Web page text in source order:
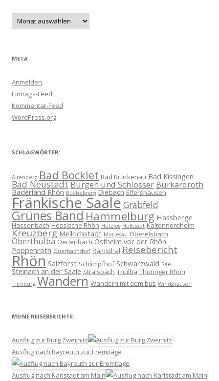
Archive
META
Anmelden
Eintrags-Feed
Kommentar-Feed
WordPress.org
SCHLAGWÖRTER:
Altenberg Bad Bocklet Bad Brückenau Bad Kissingen
Bad NeustadtBurgen und Schlösser Burkardroth
Bäderland Rhön Büchelberg Diebach Elfershausen
Fränkische Saale Grabfeld
Grünes BandHammelburg Hassberge
Hassenbach Hessische Rhön Hetzlos Hollstadt Kaltennordheim
Kreuzberg Mellrichstadt Morlesau Oberelsbach
Oberthulba Oerlenbach Ostheim vor der Rhön
Poppenroth Querbachshof Ramsthal Reisebericht
Rhön Salzforst Schlimpfhof Schwarzwald See
Steinach an der Saale Stralsbach Thulba Thüringer Rhön
Trimburg Wandern Wandern mit dem bus Windshausen
MEINE REISEBERICHTE:
Ausflug zur Burg Zwernitz
Ausflug nach Bayreuth zur Eremitage
Ausflug nach Karlstadt am Main